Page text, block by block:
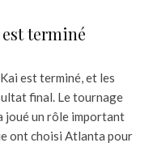
terminé
est terminé, et les
final. Le tournage
joué un rôle important
ont choisi Atlanta pour